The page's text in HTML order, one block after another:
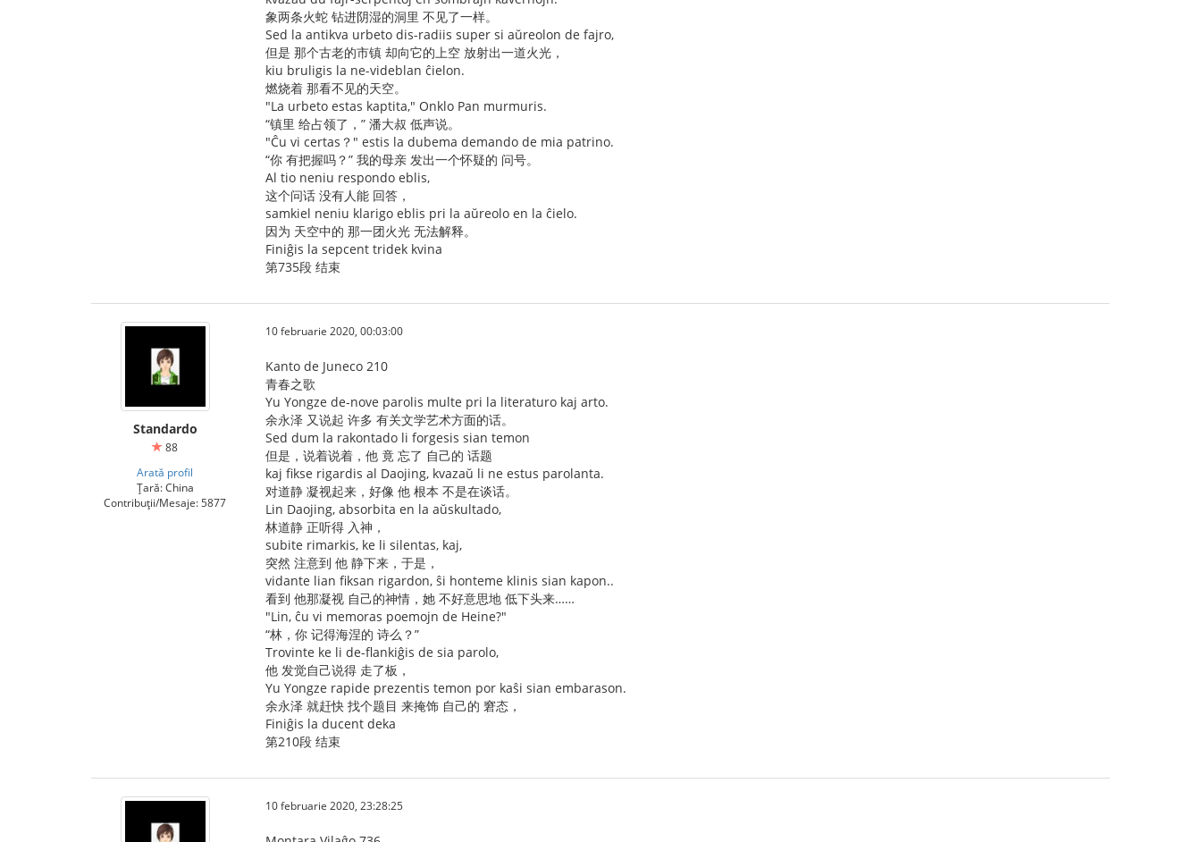
象两条火蛇 钻进阴湿的洞里 不见了一样。
Sed la antikva urbeto dis-radiis super si aŭreolon de fajro,
但是 那个古老的市镇 却向它的上空 放射出一道火光，
kiu bruligis la ne-videblan ĉielon.
燃烧着 那看不见的天空。
"La urbeto estas kaptita," Onklo Pan murmuris.
“镇里 给占领了，” 潘大叔 低声说。
"Ĉu vi certas？" estis la dubema demando de mia patrino.
“你 有把握吗？” 我的母亲 发出一个怀疑的 问号。
Al tio neniu respondo eblis,
这个问话 没有人能 回答，
samkiel neniu klarigo eblis pri la aŭreolo en la ĉielo.
因为 天空中的 那一团火光 无法解释。
Finiĝis la sepcent tridek kvina
第735段 结束
Standardo
88
Arată profil
Țară: China
Contribuții/Mesaje: 5877
10 februarie 2020, 00:03:00
Kanto de Juneco 210
青春之歌
Yu Yongze de-nove parolis multe pri la literaturo kaj arto.
余永泽 又说起 许多 有关文学艺术方面的话。
Sed dum la rakontado li forgesis sian temon
但是，说着说着，他 竟 忘了 自己的 话题
kaj fikse rigardis al Daojing, kvazaŭ li ne estus parolanta.
对道静 凝视起来，好像 他 根本 不是在谈话。
Lin Daojing, absorbita en la aŭskultado,
林道静 正听得 入神，
subite rimarkis, ke li silentas, kaj,
突然 注意到 他 静下来，于是，
vidante lian fiksan rigardon, ŝi honteme klinis sian kapon..
看到 他那凝视 自己的神情，她 不好意思地 低下头来……
"Lin, ĉu vi memoras poemojn de Heine?"
“林，你 记得海涅的 诗么？”
Trovinte ke li de-flankiĝis de sia parolo,
他 发觉自己说得 走了板，
Yu Yongze rapide prezentis temon por kaŝi sian embarason.
余永泽 就赶快 找个题目 来掩饰 自己的 窘态，
Finiĝis la ducent deka
第210段 结束
10 februarie 2020, 23:28:25